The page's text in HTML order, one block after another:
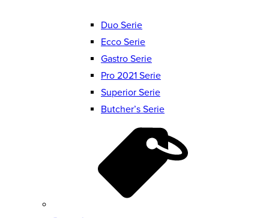
Duo Serie
Ecco Serie
Gastro Serie
Pro 2021 Serie
Superior Serie
Butcher’s Serie